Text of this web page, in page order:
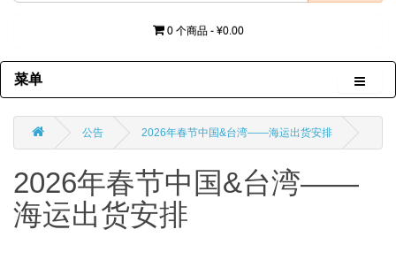
0 个商品 - ¥0.00
菜单
公告 2026年春节中国&台湾——海运出货安排
2026年春节中国&台湾——
海运出货安排